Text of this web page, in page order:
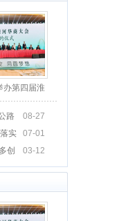
办第四届淮
路
08-27
实
07-01
创
03-12